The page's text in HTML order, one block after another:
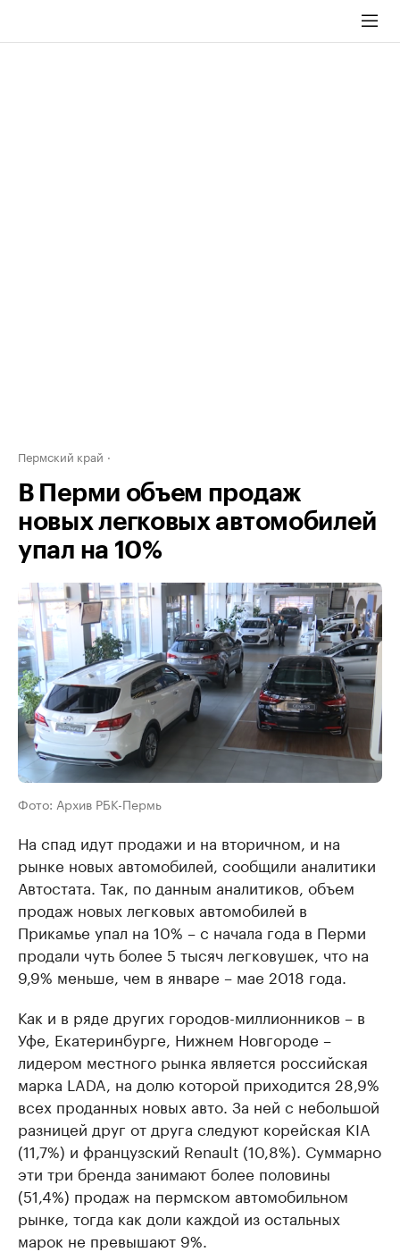
Пермский край
В Перми объем продаж
новых легковых автомобилей
упал на 10%
Фото: Архив РБК-Пермь
На спад идут продажи и на вторичном, и на
рынке новых автомобилей, сообщили аналитики
Автостата. Так, по данным аналитиков, объем
продаж новых легковых автомобилей в
Прикамье упал на 10% – с начала года в Перми
продали чуть более 5 тысяч легковушек, что на
9,9% меньше, чем в январе – мае 2018 года.
Как и в ряде других городов-миллионников – в
Уфе, Екатеринбурге, Нижнем Новгороде –
лидером местного рынка является российская
марка LADA, на долю которой приходится 28,9%
всех проданных новых авто. За ней с небольшой
разницей друг от друга следуют корейская KIA
(11,7%) и французский Renault (10,8%). Суммарно
эти три бренда занимают более половины
(51,4%) продаж на пермском автомобильном
рынке, тогда как доли каждой из остальных
марок не превышают 9%.